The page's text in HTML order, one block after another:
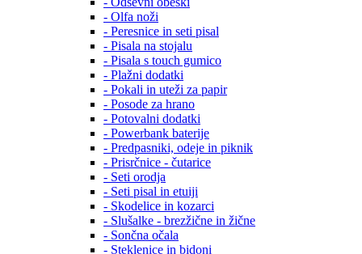
- Olfa noži
- Peresnice in seti pisal
- Pisala na stojalu
- Pisala s touch gumico
- Plažni dodatki
- Pokali in uteži za papir
- Posode za hrano
- Potovalni dodatki
- Powerbank baterije
- Predpasniki, odeje in piknik
- Prisrčnice - čutarice
- Seti orodja
- Seti pisal in etuiji
- Skodelice in kozarci
- Slušalke - brezžične in žične
- Sončna očala
- Steklenice in bidoni